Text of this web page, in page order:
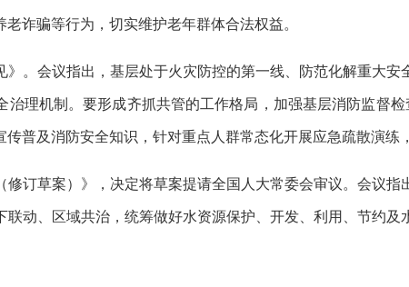
诈骗等行为，切实维护老年群体合法权益。
。会议指出，基层处于火灾防控的第一线、防范化解重大
理机制。要形成齐抓共管的工作格局，加强基层消防监督
普及消防安全知识，针对重点人群常态化开展应急疏散演练
订草案）》，决定将草案提请全国人大常委会审议。会议
动、区域共治，统筹做好水资源保护、开发、利用、节约